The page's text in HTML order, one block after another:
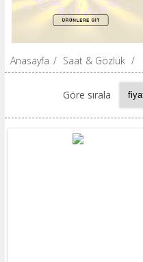
Anasayfa / Saat & Gözlük /
Göre sırala